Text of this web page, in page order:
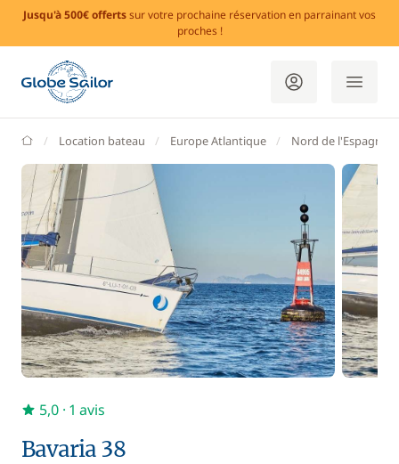
Jusqu'à 500€ offertssur votre prochaine réservation en parrainant vos
proches !
GlobeSailor
Location bateau Europe Atlantique Nord de l'Espagne
Bavaria 38
5,0 · 1 avis